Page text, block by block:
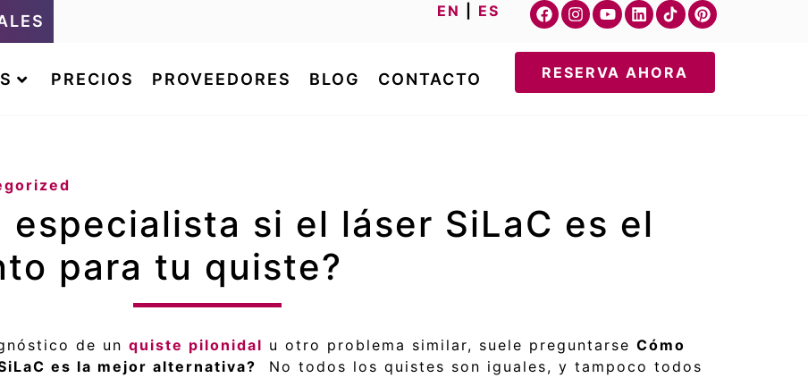
EN ES
PRECIOS PROVEEDORES BLOG CONTACTO RESERVA AHORA
especialista si el láser SiLaC es el
para tu quiste?
de un quiste pilonidal u otro problema similar, suele preguntarse Cómo
es la mejor alternativa? No todos los quistes son iguales, y tampoco todos